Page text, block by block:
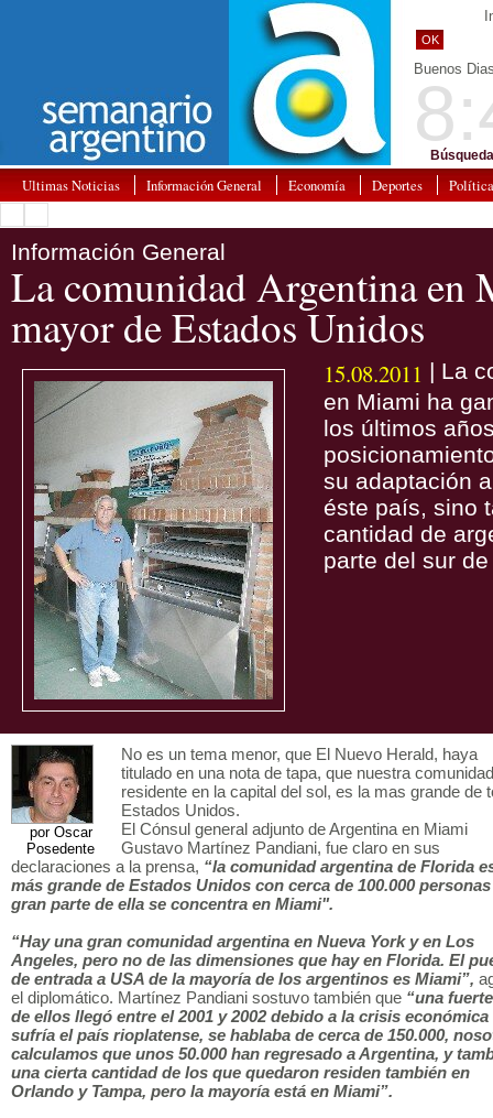
OK
Buenos
Ultimas Noticias Información General Economía Deportes Política
Información General
La comunidad Argentina en
mayor de Estados Unidos
15.08.2011 | La
en Miami ha
los últimos
su adaptación
éste país, sino
cantidad de
parte del sur
por Oscar
Posedente
No es un tema menor, que El Nuevo Herald, haya
titulado en una nota de tapa, que nuestra comunidad
residente en la capital del sol, es la mas grande de
Estados Unidos.
El Cónsul general adjunto de Argentina en Miami
Gustavo Martínez Pandiani, fue claro en sus
declaraciones a la prensa, “la comunidad argentina de Florida
más grande de Estados Unidos con cerca de 100.000
gran parte de ella se concentra en Miami".
“Hay una gran comunidad argentina en Nueva York y en Los
Angeles, pero no de las dimensiones que hay en Florida. El
de entrada a USA de la mayoría de los argentinos es Miami”,
el diplomático. Martínez Pandiani sostuvo también que “una
de ellos llegó entre el 2001 y 2002 debido a la crisis económica
sufría el país rioplatense, se hablaba de cerca de 150.000,
calculamos que unos 50.000 han regresado a Argentina, y
una cierta cantidad de los que quedaron residen también en
Orlando y Tampa, pero la mayoría está en Miami”.